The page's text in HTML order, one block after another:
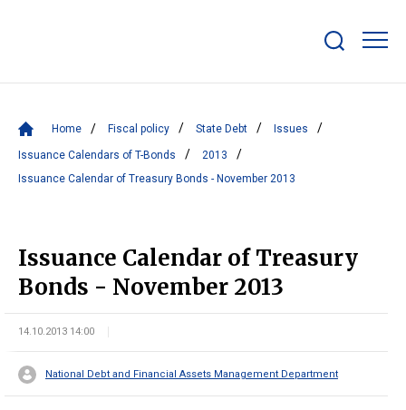
bar
Home Fiscal policy State Debt Issues
Issuance Calendars of T-Bonds
2013
Issuance Calendar of Treasury Bonds - November 2013
Issuance Calendar of Treasury
Bonds - November 2013
14.10.2013 14:00
National Debt and Financial Assets Management Department